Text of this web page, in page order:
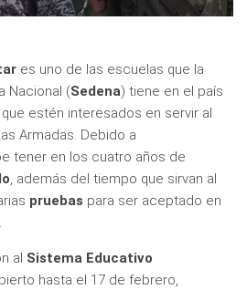
es uno de las escuelas que la
Nacional (Sedena) tiene en el país
estén interesados en servir al
Armadas. Debido a
tener en los cuatro años de
, además del tiempo que sirvan al
pruebas para ser aceptado en
al Sistema Educativo
hasta el 17 de febrero,